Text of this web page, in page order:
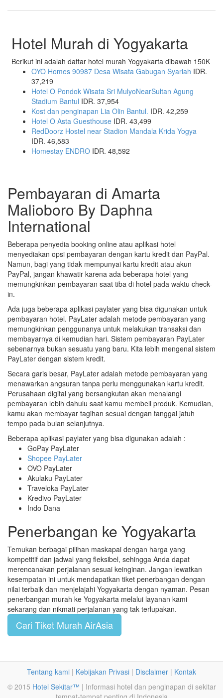
Hotel Murah di Yogyakarta
Berikut ini adalah daftar hotel murah Yogyakarta dibawah 150K
OYO Homes 90987 Desa Wisata Gabugan Syariah IDR.
37,219
Hotel O Pondok Wisata Sri MulyoNearSultan Agung
Stadium Bantul IDR. 37,954
Kost dan penginapan Lia Olin Bantul. IDR. 42,259
Hotel O Asta Guesthouse IDR. 43,499
RedDoorz Hostel near Stadion Mandala Krida Yogya
IDR. 46,583
Homestay ENDRO IDR. 48,592
Pembayaran di Amarta
Malioboro By Daphna
International
Beberapa penyedia booking online atau aplikasi hotel
menyediakan opsi pembayaran dengan kartu kredit dan PayPal.
Namun, bagi yang tidak mempunyai kartu kredit atau akun
PayPal, jangan khawatir karena ada beberapa hotel yang
memungkinkan pembayaran saat tiba di hotel pada waktu check-
in.
Ada juga beberapa aplikasi paylater yang bisa digunakan untuk
pembayaran hotel. PayLater adalah metode pembayaran yang
memungkinkan penggunanya untuk melakukan transaksi dan
membayarnya di kemudian hari. Sistem pembayaran PayLater
sebenarnya bukan sesuatu yang baru. Kita lebih mengenal sistem
PayLater dengan sistem kredit.
Secara garis besar, PayLater adalah metode pembayaran yang
menawarkan angsuran tanpa perlu menggunakan kartu kredit.
Perusahaan digital yang bersangkutan akan menalangi
pembayaran lebih dahulu saat kamu membeli produk. Kemudian,
kamu akan membayar tagihan sesuai dengan tanggal jatuh
tempo pada bulan selanjutnya.
Beberapa aplikasi paylater yang bisa digunakan adalah :
GoPay PayLater
Shopee PayLater
OVO PayLater
Akulaku PayLater
Traveloka PayLater
Kredivo PayLater
Indo Dana
Penerbangan ke Yogyakarta
Temukan berbagai pilihan maskapai dengan harga yang
kompetitif dan jadwal yang fleksibel, sehingga Anda dapat
merencanakan perjalanan sesuai keinginan. Jangan lewatkan
kesempatan ini untuk mendapatkan tiket penerbangan dengan
nilai terbaik dan menjelajahi Yogyakarta dengan nyaman. Pesan
penerbangan murah ke Yogyakarta melalui layanan kami
sekarang dan nikmati perjalanan yang tak terlupakan.
Cari Tiket Murah AirAsia
Tentang kami | Kebijakan Privasi | Disclaimer | Kontak
© 2015 Hotel Sekitar™ | Informasi hotel dan penginapan di sekitar